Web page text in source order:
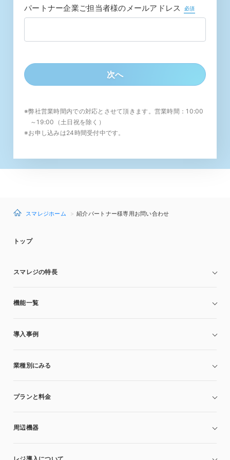
パートナー企業ご担当者様のメールアドレス 必須
※弊社営業時間内での対応とさせて頂きます。営業時間：10:00
～19:00（土日祝を除く）
※お申し込みは24時間受付中です。
スマレジホーム 紹介パートナー様専用お問い合わせ
トップ
スマレジの特長
機能一覧
導入事例
業種別にみる
プランと料金
周辺機器